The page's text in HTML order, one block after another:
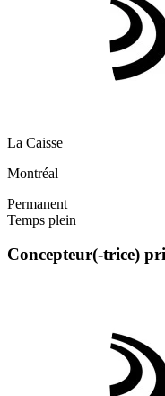
La Caisse
Montréal
Permanent
Temps plein
Concepteur(-trice)